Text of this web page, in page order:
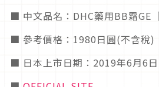
■ 中文品名：DHC藥用BB霜GE
■ 參考價格：1980日圓(不含稅)
■ 日本上市日期：2019年6月6日